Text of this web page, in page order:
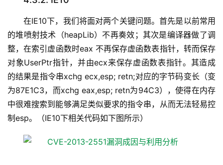
在IE10下，我们将面对两个关键问题。首先是以前常用
的堆喷射技术（heapLib）不再奏效；其次是编译器做了调
整，在索引虚函数时eax 不再保存虚函数表指针，转而保存
对象UserPtr指针，并由ecx来保存虚函数表指针。其造成
的结果是指令串xchg ecx,esp; retn;对应的字节码变长（变
为87E1C3，而xchg eax,esp; retn为94C3），使得在内存
中很难搜索到能够满足类似要求的指令串，从而无法轻易控
制esp。（IE10下相关代码如下图所示）